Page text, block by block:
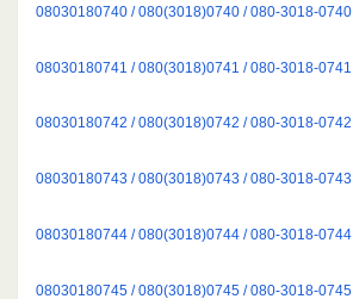
08030180740 / 080(3018)0740 / 080-3018-0740
08030180741 / 080(3018)0741 / 080-3018-0741
08030180742 / 080(3018)0742 / 080-3018-0742
08030180743 / 080(3018)0743 / 080-3018-0743
08030180744 / 080(3018)0744 / 080-3018-0744
08030180745 / 080(3018)0745 / 080-3018-0745